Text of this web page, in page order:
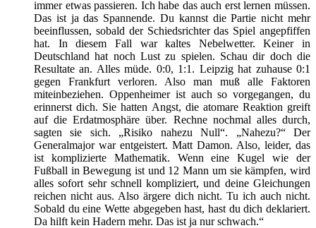
immer etwas passieren. Ich habe das auch erst lernen müssen.
Das ist ja das Spannende. Du kannst die Partie nicht mehr
beeinflussen, sobald der Schiedsrichter das Spiel angepfiffen
hat. In diesem Fall war kaltes Nebelwetter. Keiner in
Deutschland hat noch Lust zu spielen. Schau dir doch die
Resultate an. Alles müde. 0:0, 1:1. Leipzig hat zuhause 0:1
gegen Frankfurt verloren. Also man muß alle Faktoren
miteinbeziehen. Oppenheimer ist auch so vorgegangen, du
erinnerst dich. Sie hatten Angst, die atomare Reaktion greift
auf die Erdatmosphäre über. Rechne nochmal alles durch,
sagten sie sich. „Risiko nahezu Null“. „Nahezu?“ Der
Generalmajor war entgeistert. Matt Damon. Also, leider, das
ist komplizierte Mathematik. Wenn eine Kugel wie der
Fußball in Bewegung ist und 12 Mann um sie kämpfen, wird
alles sofort sehr schnell kompliziert, und deine Gleichungen
reichen nicht aus. Also ärgere dich nicht. Tu ich auch nicht.
Sobald du eine Wette abgegeben hast, hast du dich deklariert.
Da hilft kein Hadern mehr. Das ist ja nur schwach.“